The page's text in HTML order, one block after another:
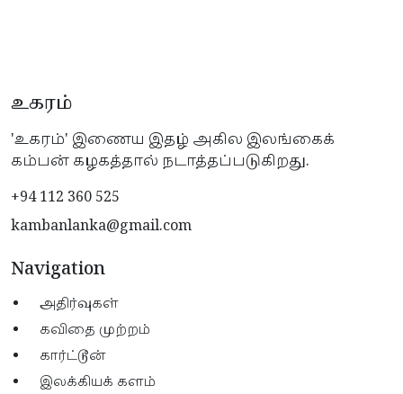
உகரம்
'உகரம்' இணைய இதழ் அகில இலங்கைக்
கம்பன் கழகத்தால் நடாத்தப்படுகிறது.
+94 112 360 525
kambanlanka@gmail.com
Navigation
அதிர்வுகள்
கவிதை முற்றம்
கார்ட்டூன்
இலக்கியக் களம்